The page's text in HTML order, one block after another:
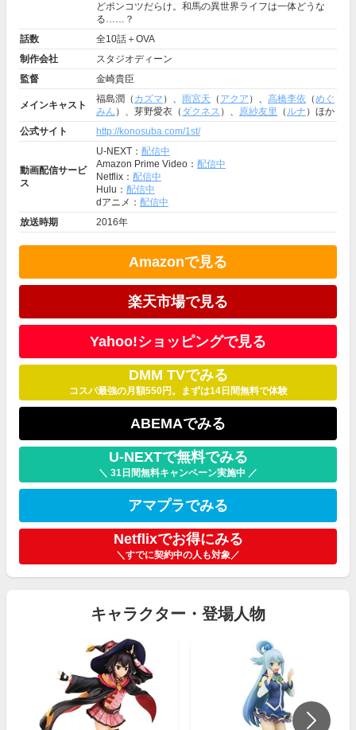
どポンコツだらけ。和馬の異世界ライフは一体どうな
る……？
話数
全10話＋OVA
制作会社
スタジオディーン
監督
金崎貴臣
メインキャスト
福島潤（ カズマ ）、 雨宮天 （ アクア ）、 高橋李依 （めぐ
みん ）、芽野愛衣（ ダクネス ）、 原紗友里 （ ルナ ）ほか
公式サイト
http://konosuba.com/1st/
動画配信サービ
ス
U-NEXT： 配信中
Amazon Prime Video： 配信中
Netflix： 配信中
Hulu： 配信中
dアニメ： 配信中
放送時期
2016年
Amazonで見る
楽天市場で見る
Yahoo!ショッピングで見る
DMM TVでみる
コスパ最強の月額550円。まずは14日間無料で体験
ABEMAでみる
U-NEXTで無料でみる
＼ 31日間無料キャンペーン実施中 ／
アマプラでみる
Netflixでお得にみる
＼すでに契約中の人も対象／
キャラクター・登場人物